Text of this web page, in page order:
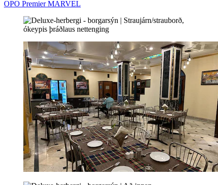
OPO Premier MARVEL